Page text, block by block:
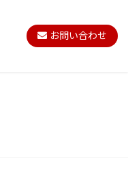
お問い合わせ